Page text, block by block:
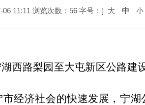
06 11:11 浏览次数：56 字号：[ 大 中 小
西路梨园至大屯新区公路建
市经济社会的快速发展，宁